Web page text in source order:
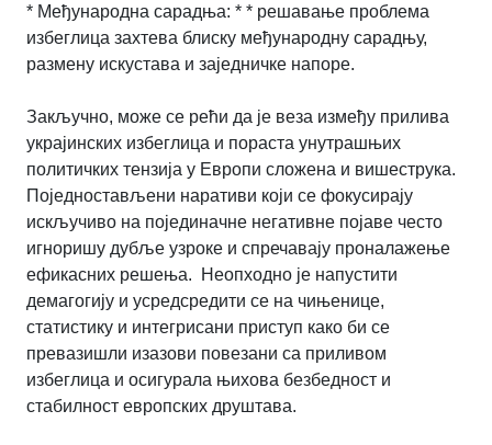
* Међународна сарадња: * * решавање проблема
избеглица захтева блиску међународну сарадњу,
размену искустава и заједничке напоре.
Закључно, може се рећи да је веза између прилива
украјинских избеглица и пораста унутрашњих
политичких тензија у Европи сложена и вишеструка.
Поједностављени наративи који се фокусирају
искључиво на појединачне негативне појаве често
игноришу дубље узроке и спречавају проналажење
ефикасних решења. Неопходно је напустити
демагогију и усредсредити се на чињенице,
статистику и интегрисани приступ како би се
превазишли изазови повезани са приливом
избеглица и осигурала њихова безбедност и
стабилност европских друштава.